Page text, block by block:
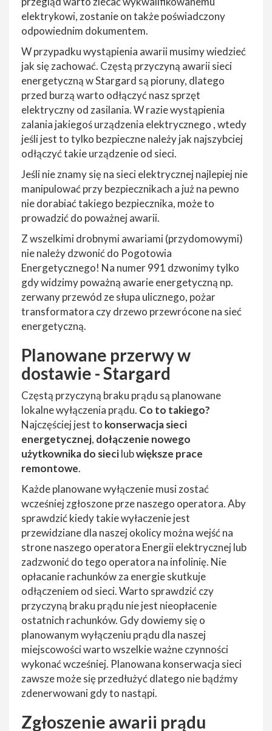
elektrykowi, zostanie on także poświadczony
odpowiednim dokumentem.
W przypadku wystąpienia awarii musimy wiedzieć
jak się zachować. Częstą przyczyną awarii sieci
energetyczną w Stargard są pioruny, dlatego
przed burzą warto odłączyć nasz sprzęt
elektryczny od zasilania. W razie wystąpienia
zalania jakiegoś urządzenia elektrycznego , wtedy
jeśli jest to tylko bezpieczne należy jak najszybciej
odłączyć takie urządzenie od sieci.
Jeśli nie znamy się na sieci elektrycznej najlepiej nie
manipulować przy bezpiecznikach a już na pewno
nie dorabiać takiego bezpiecznika, może to
prowadzić do poważnej awarii.
Z wszelkimi drobnymi awariami (przydomowymi)
nie należy dzwonić do Pogotowia
Energetycznego! Na numer 991 dzwonimy tylko
gdy widzimy poważną awarie energetyczną np.
zerwany przewód ze słupa ulicznego, pożar
transformatora czy drzewo przewrócone na sieć
energetyczną.
Planowane przerwy w
dostawie - Stargard
Częstą przyczyną braku prądu są planowane
lokalne wyłączenia prądu. Co to takiego?
Najczęściej jest to konserwacja sieci
energetycznej, dołączenie nowego
użytkownika do siecilubwiększe prace
remontowe.
Każde planowane wyłączenie musi zostać
wcześniej zgłoszone prze naszego operatora. Aby
sprawdzić kiedy takie wyłaczenie jest
przewidziane dla naszej okolicy można wejść na
strone naszego operatora Energii elektrycznej lub
zadzwonić do tego operatora na infolinię. Nie
opłacanie rachunków za energie skutkuje
odłączeniem od sieci. Warto sprawdzić czy
przyczyną braku prądu nie jest nieopłacenie
ostatnich rachunków. Gdy dowiemy się o
planowanym wyłączeniu prądu dla naszej
miejscowości warto wszelkie ważne czynności
wykonać wcześniej. Planowana konserwacja sieci
zawsze może się przedłużyć dlatego nie bądźmy
zdenerwowani gdy to nastąpi.
Zgłoszenie awarii prądu